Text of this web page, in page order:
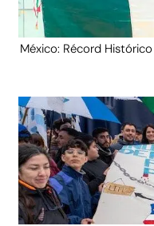
México: Récord